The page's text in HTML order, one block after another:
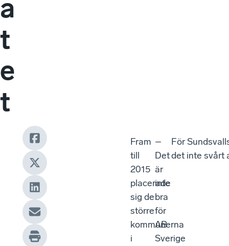
a
t
e
t
Fram
till
2015
placerade
sig de
större
kommunerna
i
–
Det
är
inte
bra
för
AB
Sverige
För
det inte svårt